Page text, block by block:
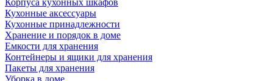
Корпуса кухонных шкафов
Кухонные аксессуары
Кухонные принадлежности
Хранение и порядок в доме
Емкости для хранения
Контейнеры и ящики для хранения
Пакеты для хранения
Уборка в доме